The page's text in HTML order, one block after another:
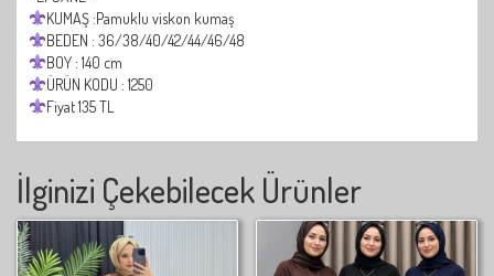
KUMAŞ :Pamuklu viskon kumaş
BEDEN : 36/38/40/42/44/46/48
BOY : 140 cm
ÜRÜN KODU : 1250
Fiyat 135 TL
İlginizi Çekebilecek Ürünler